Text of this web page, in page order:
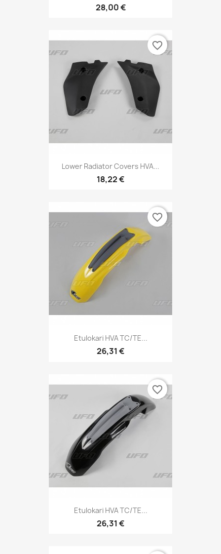
28,00 €
Lower Radiator Covers HVA...
18,22 €
favorite_border
Etulokari HVA TC/TE...
26,31 €
favorite_border
Etulokari HVA TC/TE...
26,31 €
favorite_border